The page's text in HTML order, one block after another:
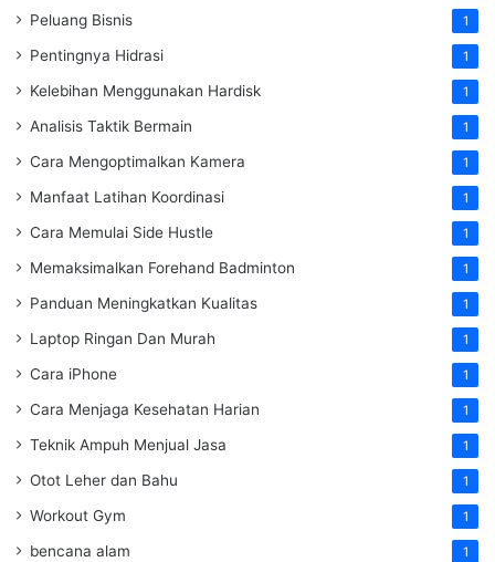
Peluang Bisnis 1
Pentingnya Hidrasi 1
Kelebihan Menggunakan Hardisk 1
Analisis Taktik Bermain 1
Cara Mengoptimalkan Kamera 1
Manfaat Latihan Koordinasi 1
Cara Memulai Side Hustle 1
Memaksimalkan Forehand Badminton 1
Panduan Meningkatkan Kualitas 1
Laptop Ringan Dan Murah 1
Cara iPhone 1
Cara Menjaga Kesehatan Harian 1
Teknik Ampuh Menjual Jasa 1
Otot Leher dan Bahu 1
Workout Gym 1
bencana alam 1